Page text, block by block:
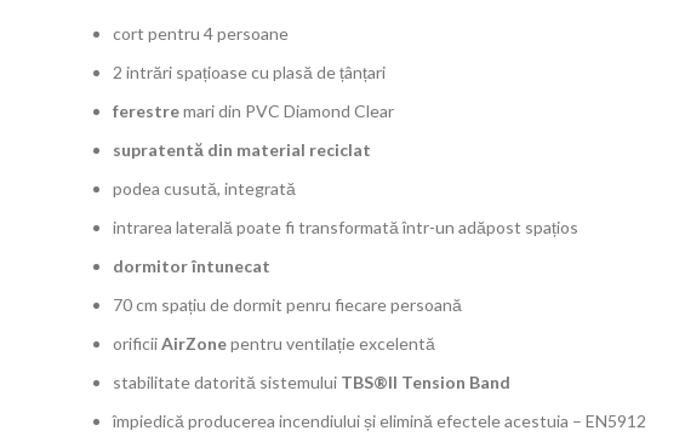
cort pentru 4 persoane
2 intrări spațioase cu plasă de țânțari
ferestremari din PVC Diamond Clear
supratentă din material reciclat
podea cusută, integrată
intrarea laterală poate fi transformată într-un adăpost spațios
dormitor întunecat
70 cm spațiu de dormit penru fiecare persoană
orificiiAirZonepentru ventilație excelentă
stabilitate datorită sistemului TBS®II Tension Band
împiedică producerea incendiului și elimină efectele acestuia – EN5912